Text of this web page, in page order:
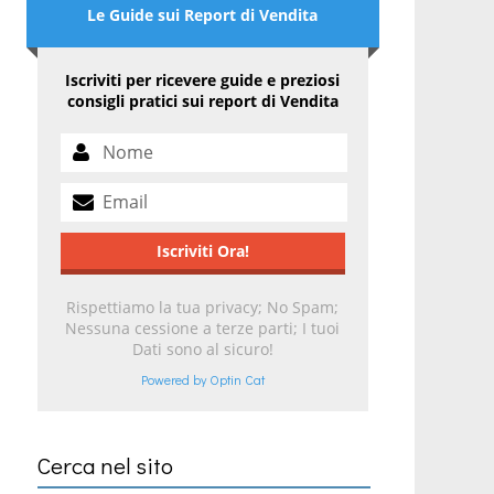
Le Guide sui Report di Vendita
Iscriviti per ricevere guide e preziosi
consigli pratici sui report di Vendita
Rispettiamo la tua privacy; No Spam;
Nessuna cessione a terze parti; I tuoi
Dati sono al sicuro!
Powered by Optin Cat
Cerca nel sito